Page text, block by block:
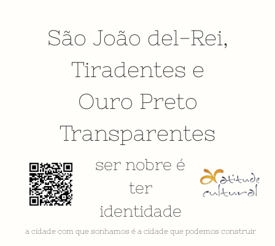
São João del-Rei,
Tiradentes e
Ouro Preto
Transparentes
ser nobre é
ter
identidade
VÍDEO INSTITUCIONAL